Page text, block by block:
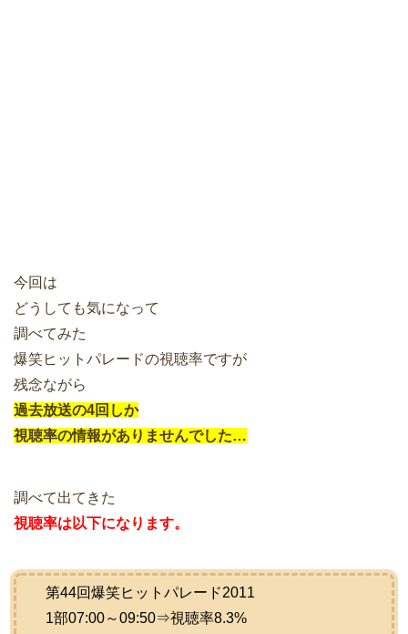
今回は
どうしても気になって
調べてみた
爆笑ヒットパレードの視聴率ですが
残念ながら
過去放送の4回しか
視聴率の情報がありませんでした…
調べて出てきた
視聴率は以下になります。
第44回爆笑ヒットパレード2011
1部07:00～09:50⇒視聴率8.3%